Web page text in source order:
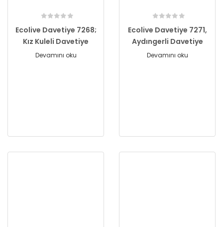
Ecolive Davetiye 7268;
Kız Kuleli Davetiye
Devamını oku
Ecolive Davetiye 7271,
Aydıngerli Davetiye
Devamını oku